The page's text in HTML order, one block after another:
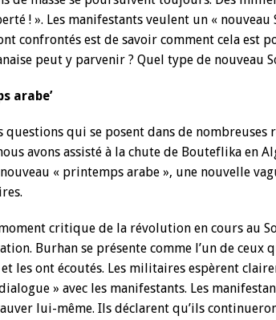
! ». Les manifestants veulent un « nouveau
confrontés est de savoir comment cela est
peut y parvenir ? Quel type de nouveau
arabe’
questions qui se posent dans de nombreuses
avons assisté à la chute de Bouteflika en
« printemps arabe », une nouvelle
moment critique de la révolution en cours au
Burhan se présente comme l’un de ceux
les ont écoutés. Les militaires espèrent
» avec les manifestants. Les
lui-même. Ils déclarent qu’ils